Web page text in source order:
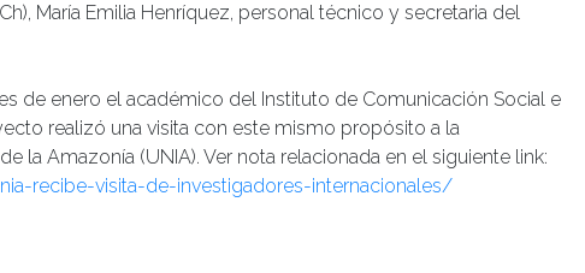
María Emilia Henríquez, personal técnico y secretaria del
de enero el académico del Instituto de Comunicación Social e
realizó una visita con este mismo propósito a la
la Amazonía (UNIA). Ver nota relacionada en el siguiente link:
recibe-visita-de-investigadores-internacionales/